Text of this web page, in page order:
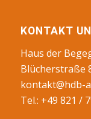
KONTAKT
Haus der
Blücherstraße
kontakt@hdb-
Tel.: +49 821 /